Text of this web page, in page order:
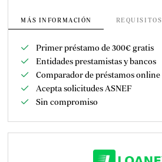
MÁS INFORMACIÓN REQUISITOS
Primer préstamo de 300€ gratis
Entidades prestamistas y bancos
Comparador de préstamos online
Acepta solicitudes ASNEF
Sin compromiso